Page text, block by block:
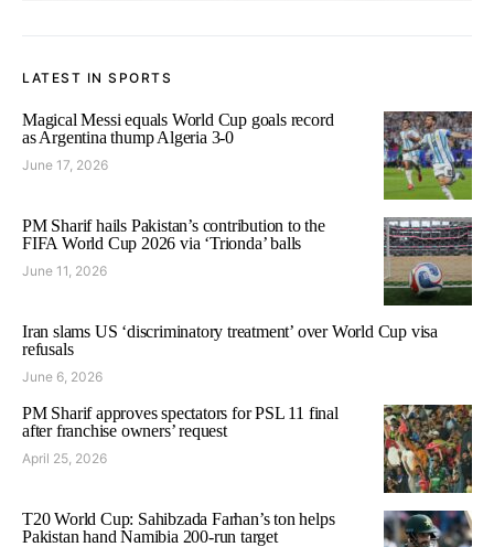
LATEST IN SPORTS
Magical Messi equals World Cup goals record
as Argentina thump Algeria 3-0
June 17, 2026
PM Sharif hails Pakistan’s contribution to the
FIFA World Cup 2026 via ‘Trionda’ balls
June 11, 2026
Iran slams US ‘discriminatory treatment’ over World Cup visa
refusals
June 6, 2026
PM Sharif approves spectators for PSL 11 final
after franchise owners’ request
April 25, 2026
T20 World Cup: Sahibzada Farhan’s ton helps
Pakistan hand Namibia 200-run target